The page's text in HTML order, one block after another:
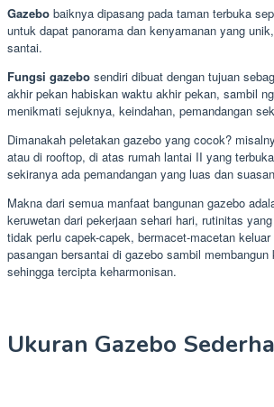
Gazebo baiknya dipasang pada taman terbuka
untuk dapat panorama dan kenyamanan yang
santai.
Fungsi gazebo sendiri dibuat dengan tujuan
akhir pekan habiskan waktu akhir pekan, sambil
menikmati sejuknya, keindahan, pemandangan
Dimanakah peletakan gazebo yang cocok?
atau di rooftop, di atas rumah lantai II yang
sekiranya ada pemandangan yang luas dan
Makna dari semua manfaat bangunan gazebo
keruwetan dari pekerjaan sehari hari, rutinitas
tidak perlu capek-capek, bermacet-macetan
pasangan bersantai di gazebo sambil membangun
sehingga tercipta keharmonisan.
Ukuran Gazebo